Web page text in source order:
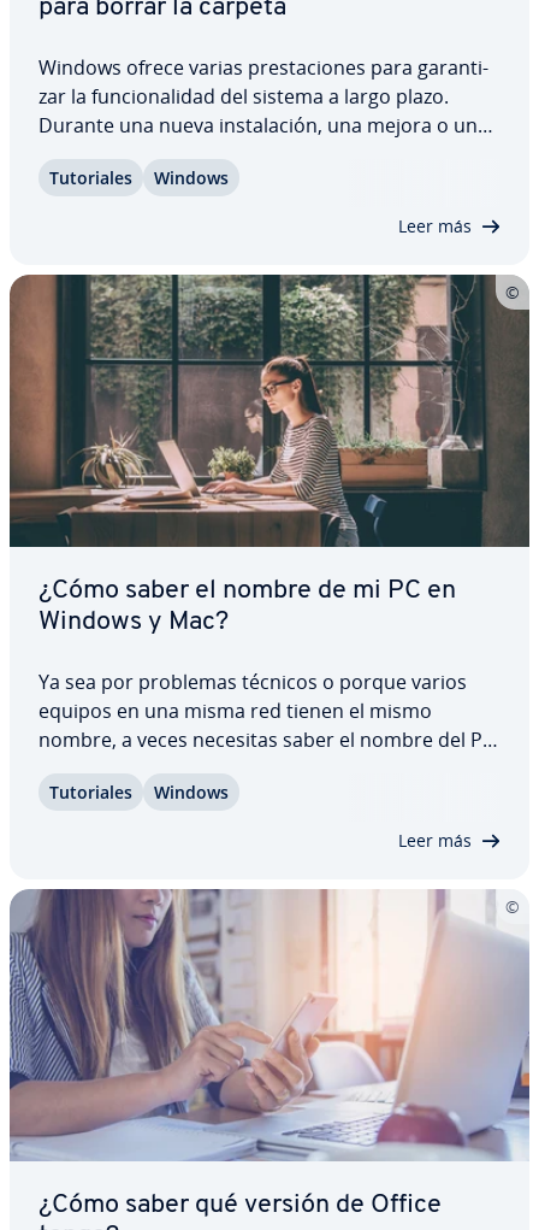
para borrar la carpeta
Windows ofrece varias pre­s­ta­cio­nes para ga­ra­n­ti­
zar la fu­n­cio­na­li­dad del sistema a largo plazo.
Durante una nueva in­s­ta­la­ción, una mejora o una
genera la carpeta de copia de seguridad
Tu­to­ria­les Windows
Leer más
¿Cómo saber el nombre de mi PC en
Windows y Mac?
Ya sea por problemas técnicos o porque varios
equipos en una misma red tienen el mismo
nombre, a veces necesitas saber el nombre del PC
red. Averiguar este host name no suele ser difícil.
Tu­to­ria­les Windows
Leer más
¿Cómo saber qué versión de Office